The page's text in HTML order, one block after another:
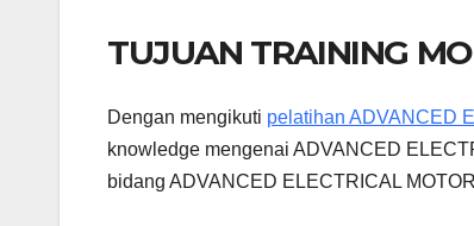
TUJUAN TRAINING
Dengan mengikuti pelatihan ADVANCED
knowledge mengenai ADVANCED
bidang ADVANCED ELECTRICAL MOTOR